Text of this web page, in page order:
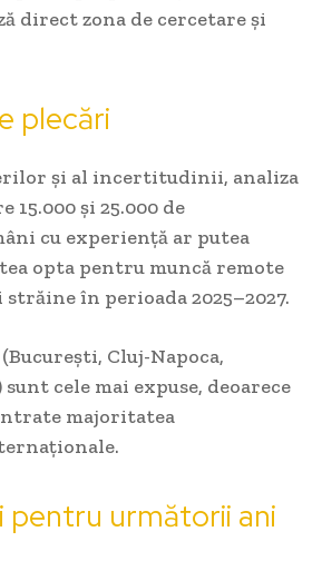
direct zona de cercetare și
plecări
și al incertitudinii, analiza
15.000 și 25.000 de
cu experiență ar putea
opta pentru muncă remote
în perioada 2025–2027.
Cluj-Napoca,
cele mai expuse, deoarece
majoritatea
pentru următorii ani